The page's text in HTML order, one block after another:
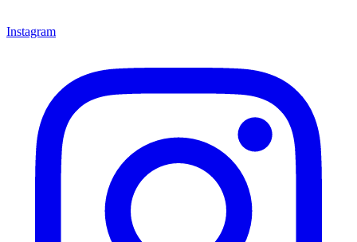
Instagram